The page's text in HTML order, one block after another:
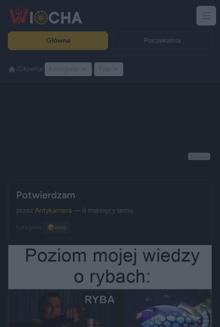
Główna Poczekalnia
Główna
Potwierdzam
przez Antykamera — 8 miesięcy temu
Kategoria: 📦 Inne